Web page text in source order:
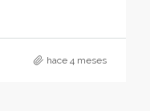
hace 4 meses